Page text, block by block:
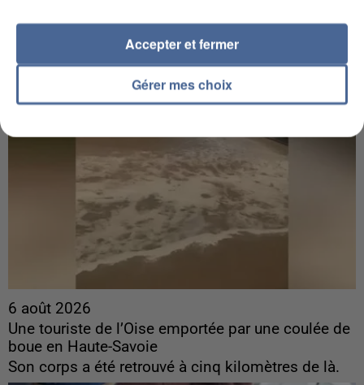
6 août 2026
Une touriste de l’Oise emportée par une coulée de
boue en Haute-Savoie
Son corps a été retrouvé à cinq kilomètres de là.
Gérer mes choix
Accepter et fermer